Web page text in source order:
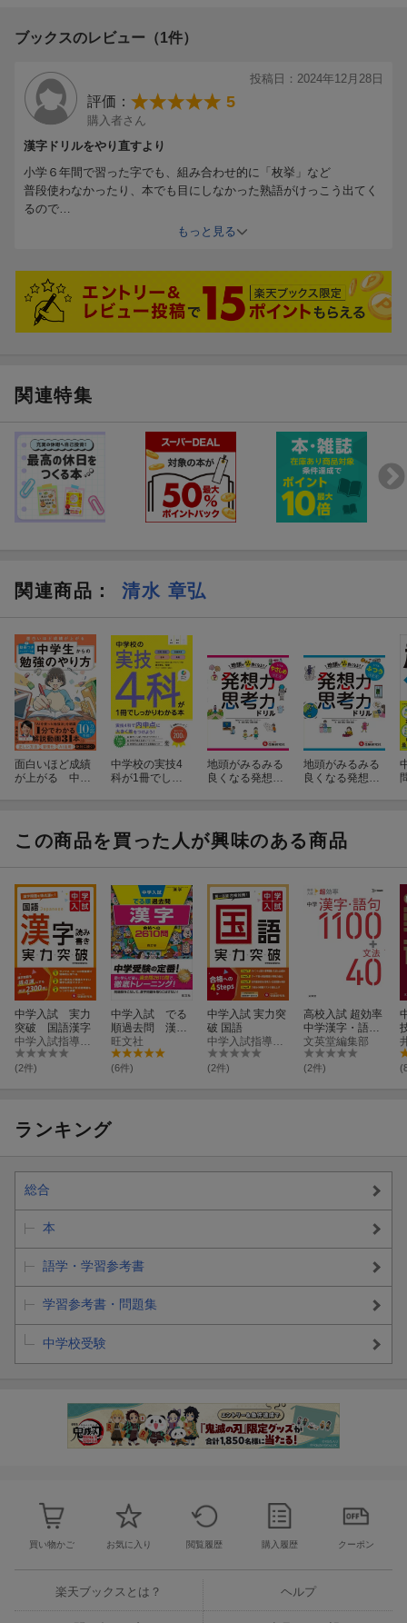
に掲載しているので、学習の優先順位が一目でわかります。
【特長2】超効率的な3つのステップ
単元ごとに「出るとこチェック」⇒「実力アップ問題」⇒「ハイ
レベル問題」の3ステップで効率的に入試対策が行えます。また、
仕上げの実戦練習ができる「チャレンジテスト」もついていま
【特長3】くわしい解説で「つまずき」を残さない！
別冊の解答・解説では、問題の解き方や間違えやすいポイントを
ていねいに解説。学習アドバイスもついているので、苦手克服や
【特長4】自分に合った勉強法がわかる！
「勉強のやり方」を教える塾 プラスティーが中学受験生をしっか
更新日：2025年09月30日
りサポート。受験対策に役立つ特集ページを設けており、志望校
ブックスのレビュー（1件）
投稿日：2024年12月28日
評価： 5
購入者さん
漢字ドリルをやり直すより
小学６年間で習った字でも、組み合わせ的に「枚挙」など
普段使わなかったり、本でも目にしなかった熟語がけっこう出てく
るので
学校の漢字テストでは点が取れていた子でも、まだまだ勉強になる
もっと見る
関連特集
関連商品 ： 清水 章弘
面白いほど成績
が上がる 中学
ト版）
中学校の実技4
科が1冊でしっ
地頭がみるみる
良くなる発想
地頭がみるみる
良くなる発想
この商品を買った人が興味のある商品
中学入試 実力
突破 国語漢字
(2件)
中学入試 でる
順過去問 漢
字 合格への26
10問
旺文社
(6件)
中学入試 実力突
破 国語
(2件)
高校入試 超効率
中学漢字・語句
1100＋文法40
文英堂編集部
(2件)
ランキング
総合
本
語学・学習参考書
学習参考書・問題集
中学校受験
買い物かご お気に入り 閲覧履歴 購入履歴 クーポン
楽天ブックスとは？ ヘルプ